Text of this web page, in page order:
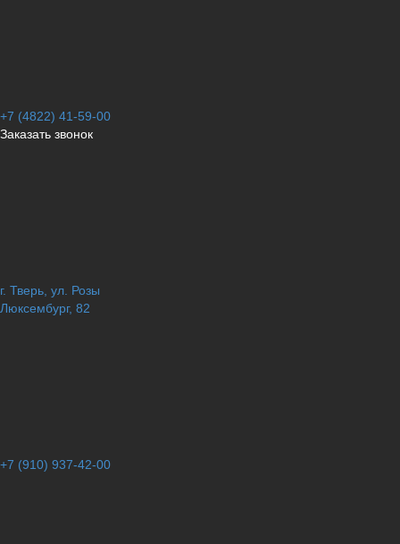
+7 (4822) 41-59-00
Заказать звонок
г. Тверь, ул. Розы
Люксембург, 82
+7 (910) 937-42-00